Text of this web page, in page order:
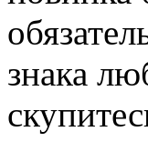
знака